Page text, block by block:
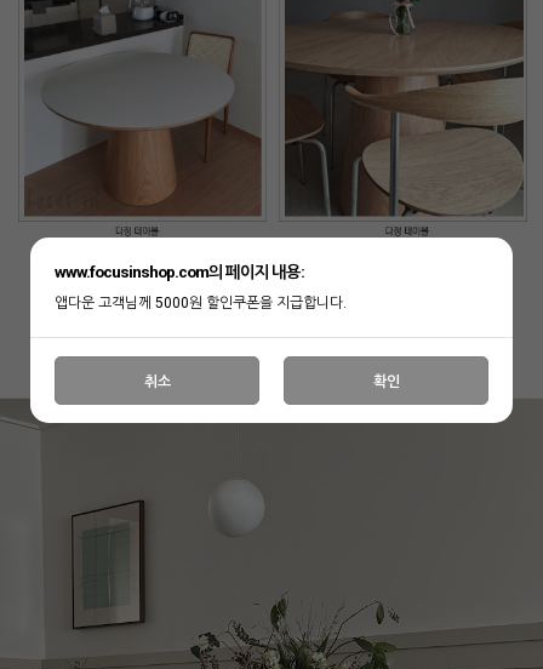
www.focusinshop.com의 페이지 내용:
앱다운 고객님께 5000원 할인쿠폰을 지급합니다.
취소 확인